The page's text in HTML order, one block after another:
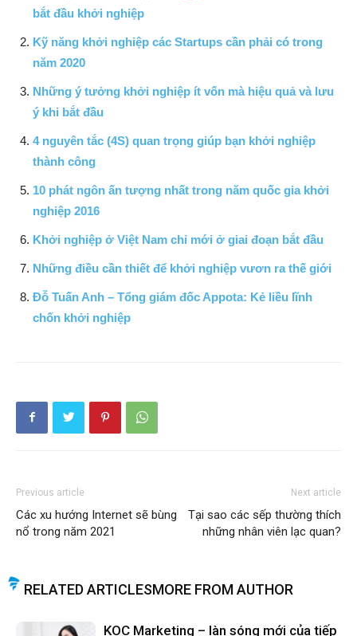
bắt đầu khởi nghiệp
Kỹ năng khởi nghiệp các Startups cần phải có trong
năm 2020
Những ý tưởng khởi nghiệp ít vốn mà hiệu quả và lưu
ý khi bắt đầu
4 nguyên tắc (4S) quan trọng giúp bạn khởi nghiệp
thành công
10 phát ngôn ấn tượng nhất trong năm quốc gia khởi
nghiệp 2016
Khởi nghiệp ở Việt Nam chỉ mới ở giai đoạn bắt đầu
Những điều cần thiết để khởi nghiệp vươn ra thế giới
Đỗ Tuấn Anh – Tổng giám đốc Appota: Kẻ liều lĩnh
chốn khởi nghiệp
Previous article
Các xu hướng Internet sẽ bùng
nổ trong năm 2021
Next article
Tại sao các sếp thường thích
những nhân viên lạc quan?
RELATED ARTICLESMORE FROM AUTHOR
KOC Marketing – làn sóng mới của tiếp